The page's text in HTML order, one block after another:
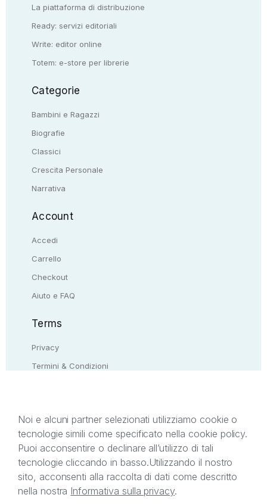
La piattaforma di distribuzione
Ready: servizi editoriali
Write: editor online
Totem: e-store per librerie
Categorie
Bambini e Ragazzi
Biografie
Classici
Crescita Personale
Narrativa
Account
Accedi
Carrello
Checkout
Aiuto e FAQ
Terms
Privacy
Termini & Condizioni
Il presente sito web è di proprietà di StreetLib S.r.l.
C.F. e P.IVA 05338720963. StreetLib S.r.l. è
titolare di tutti i diritti di proprietà intellettuale
afferenti ai marchi, loghi e segni distintivi presenti
sul sito web. Si invita l’utente a prendere visione
Noi e alcuni partner selezionati utilizziamo cookie o
tecnologie simili come specificato nella cookie policy.
Puoi acconsentire o declinare all’utilizzo di tali
tecnologie cliccando in basso.Utilizzando il nostro
sito, acconsenti alla raccolta di dati come descritto
nella nostra Informativa sulla privacy.